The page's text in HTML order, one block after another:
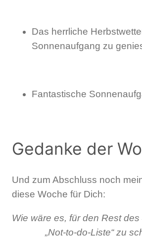
Das herrliche
Sonnenaufgang zu
Fantastische
Gedanke der
Und zum Abschluss noch
diese Woche für Dich:
Wie wäre es, für den Rest
„Not-to-do-Liste“ zu